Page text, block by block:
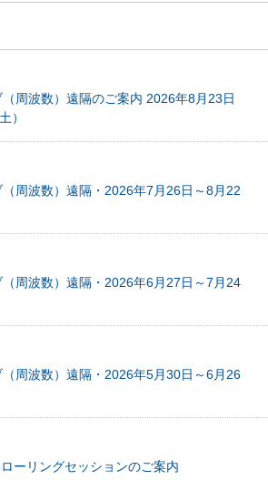
周波数）遠隔のご案内 2026年8月23日
）
周波数）遠隔・2026年7月26日～8月22
周波数）遠隔・2026年6月27日～7月24
周波数）遠隔・2026年5月30日～6月26
ーリングセッションのご案内